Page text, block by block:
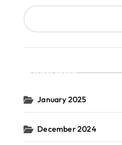
Archives
January 2025
December 2024